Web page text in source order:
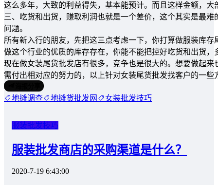
这么多年，大致的利益得失，基本能预计。而且这样金额，大
三、吃货和出货，赚取利润也就是一个差价，这个其实是最
问题。
所有新入行的朋友，先把这三点考虑一下，你打算做服装库
做这个行业的优质的库存存在，你能不能把控好吃货和出货
现在做女装尾货批发店有很多，竞争也是很大的。想要做起
需付出相对应的努力的，以上针对女装尾货批发找客户的一
地摊调查 地摊货批发网 女装批发技巧
服装批发技巧
服装批发商店的采购渠道是什么？
2020-7-19 6:43:00